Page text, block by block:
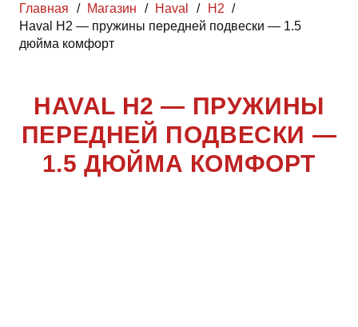
Главная / Магазин / Haval / H2 /
Haval H2 — пружины передней подвески — 1.5
дюйма комфорт
HAVAL H2 — ПРУЖИНЫ
ПЕРЕДНЕЙ ПОДВЕСКИ —
1.5 ДЮЙМА КОМФОРТ